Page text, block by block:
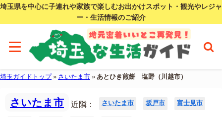
埼玉県を中心に子連れや家族で楽しむお出かけスポット・観光やレジャ
ー・生活情報のご紹介
埼玉ガイドトップ» さいたま市 » あとひき煎餅 塩野（川越市）
さいたま市 近隣： さいたま市 坂戸市 富士見市